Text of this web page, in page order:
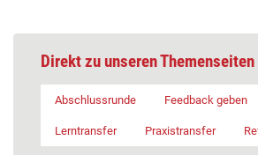
Direkt zu unseren Themenseiten
Abschlussrunde Feedback geben
Lerntransfer Praxistransfer